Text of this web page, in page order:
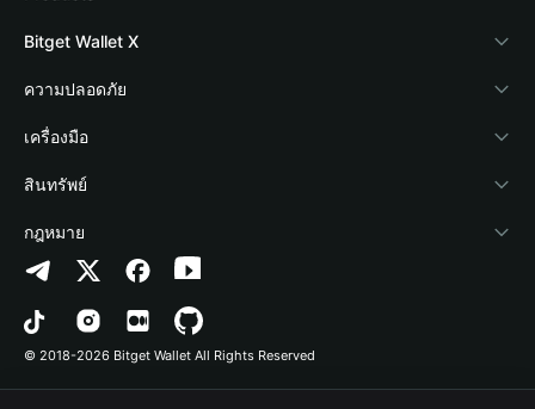
Blog
Academy
ข่าวสารด้านคริปโต
ศูนย์ช่วยเหลือ
ติดต่อเรา
ทรัพยากรข้อมูลของแบรนด์
อาชีพ
Crypto Card
Stablecoin Earn
Payfi Crypto
Crypto Swap API
Altcoin Season Index
Prediction Markets
DApp
Bitget Wallet X
นักพัฒนา
เชื่อมต่อ Wallet
Bitget Wallet Pay
ลิสต์โปรเจกต์
ความปลอดภัย
Protection Fund
เทคโนโลยีความปลอดภัย
เครื่องมือ
ซื้อคริปโต
การตรวจจับการอนุญาต
การตรวจจับสัญญา
การโอนเป็นชุด
สินทรัพย์
Arbitrum
Avalanche
Bitcoin
กฎหมาย
นโยบายความเป็นส่วนตัว
ข้อตกลงในการใช้บริการ
© 2018-2026 Bitget Wallet All Rights Reserved